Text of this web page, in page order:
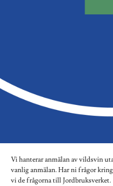
Vi hanterar anmälan av vildsvin
vanlig anmälan. Har ni frågor
vi de frågorna till Jordbruksverket.